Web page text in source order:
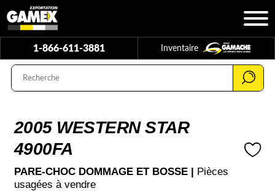
1-866-611-3881 Inventaire
2005 WESTERN STAR
4900FA
PARE-CHOC DOMMAGE ET BOSSE | Pièces
usagées à vendre